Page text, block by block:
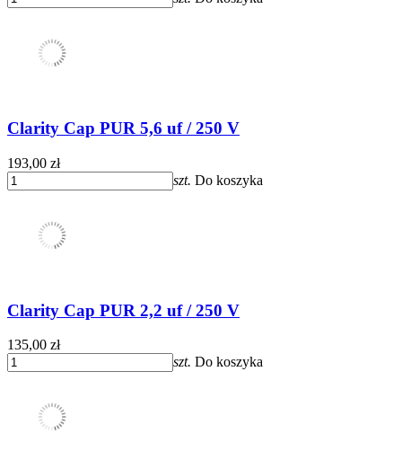
Clarity Cap PUR 5,6 uf / 250 V
193,00 zł
szt. Do koszyka
Clarity Cap PUR 2,2 uf / 250 V
135,00 zł
szt. Do koszyka